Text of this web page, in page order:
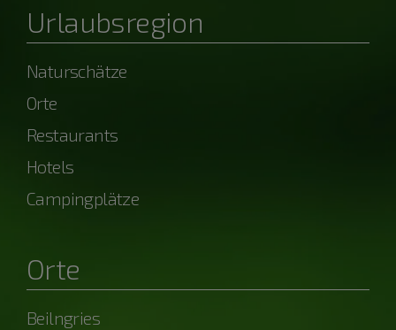
Urlaubsregion
Naturschätze
Orte
Restaurants
Hotels
Campingplätze
Orte
Beilngries